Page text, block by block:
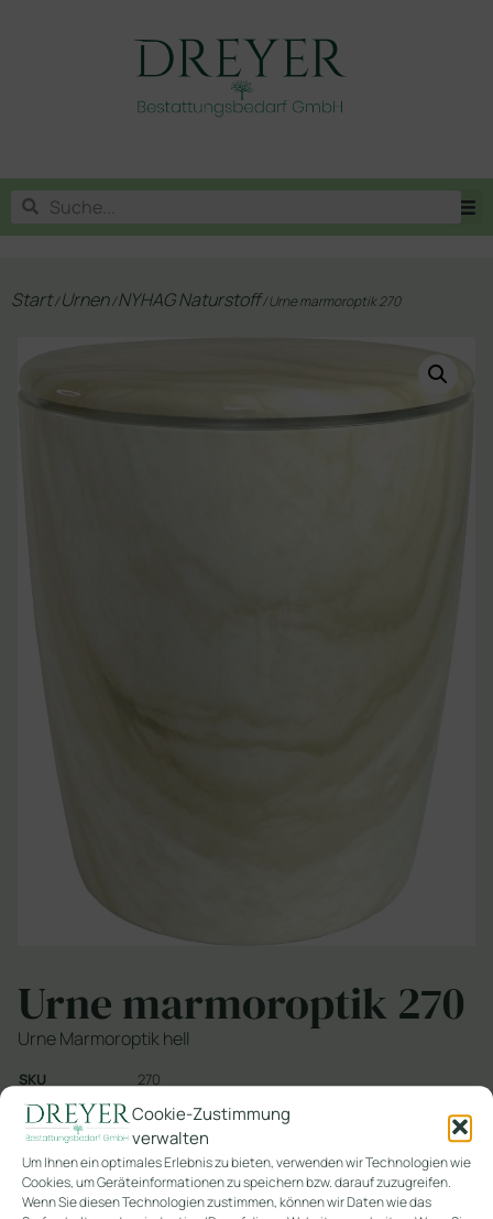
Cookie-Zustimmung
verwalten
Um Ihnen ein optimales Erlebnis zu bieten, verwenden wir Technologien wie
Cookies, um Geräteinformationen zu speichern bzw. darauf zuzugreifen.
Wenn Sie diesen Technologien zustimmen, können wir Daten wie das
Start/Urnen/NYHAG Naturstoff/ Urne marmoroptik 270
Urne marmoroptik 270
Urne Marmoroptik hell
SKU
270
Kategorie
NYHAG Naturstoff
In den Warenkorb